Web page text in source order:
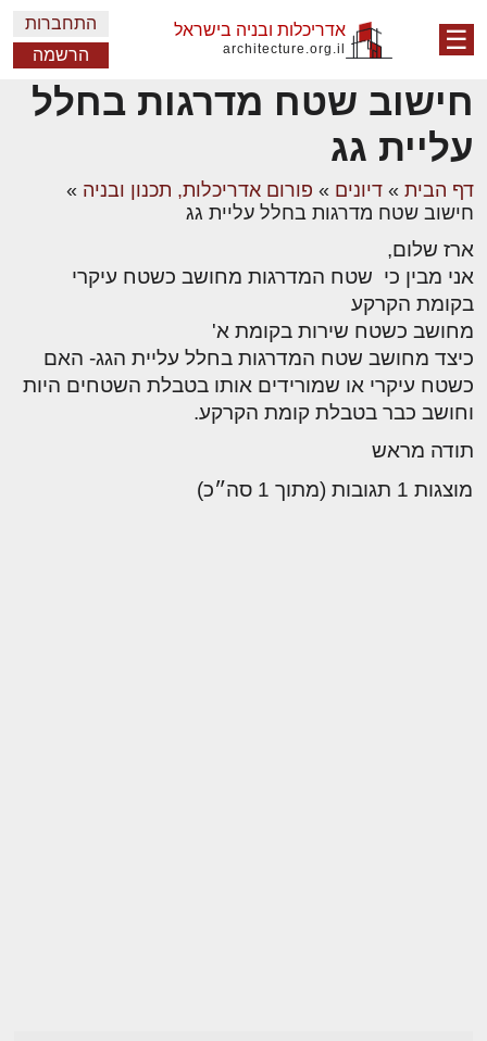
☰ אדריכלות ובניה בישראל
architecture.org.il
התחברות
הרשמה
חישוב שטח מדרגות בחלל
עליית גג
דף הבית » דיונים » פורום אדריכלות, תכנון ובניה »
חישוב שטח מדרגות בחלל עליית גג
ארז שלום,
אני מבין כי שטח המדרגות מחושב כשטח עיקרי
בקומת הקרקע
מחושב כשטח שירות בקומת א'
כיצד מחושב שטח המדרגות בחלל עליית הגג- האם
כשטח עיקרי או שמורידים אותו בטבלת השטחים היות
וחושב כבר בטבלת קומת הקרקע.
תודה מראש
מוצגות 1 תגובות (מתוך 1 סה״כ)